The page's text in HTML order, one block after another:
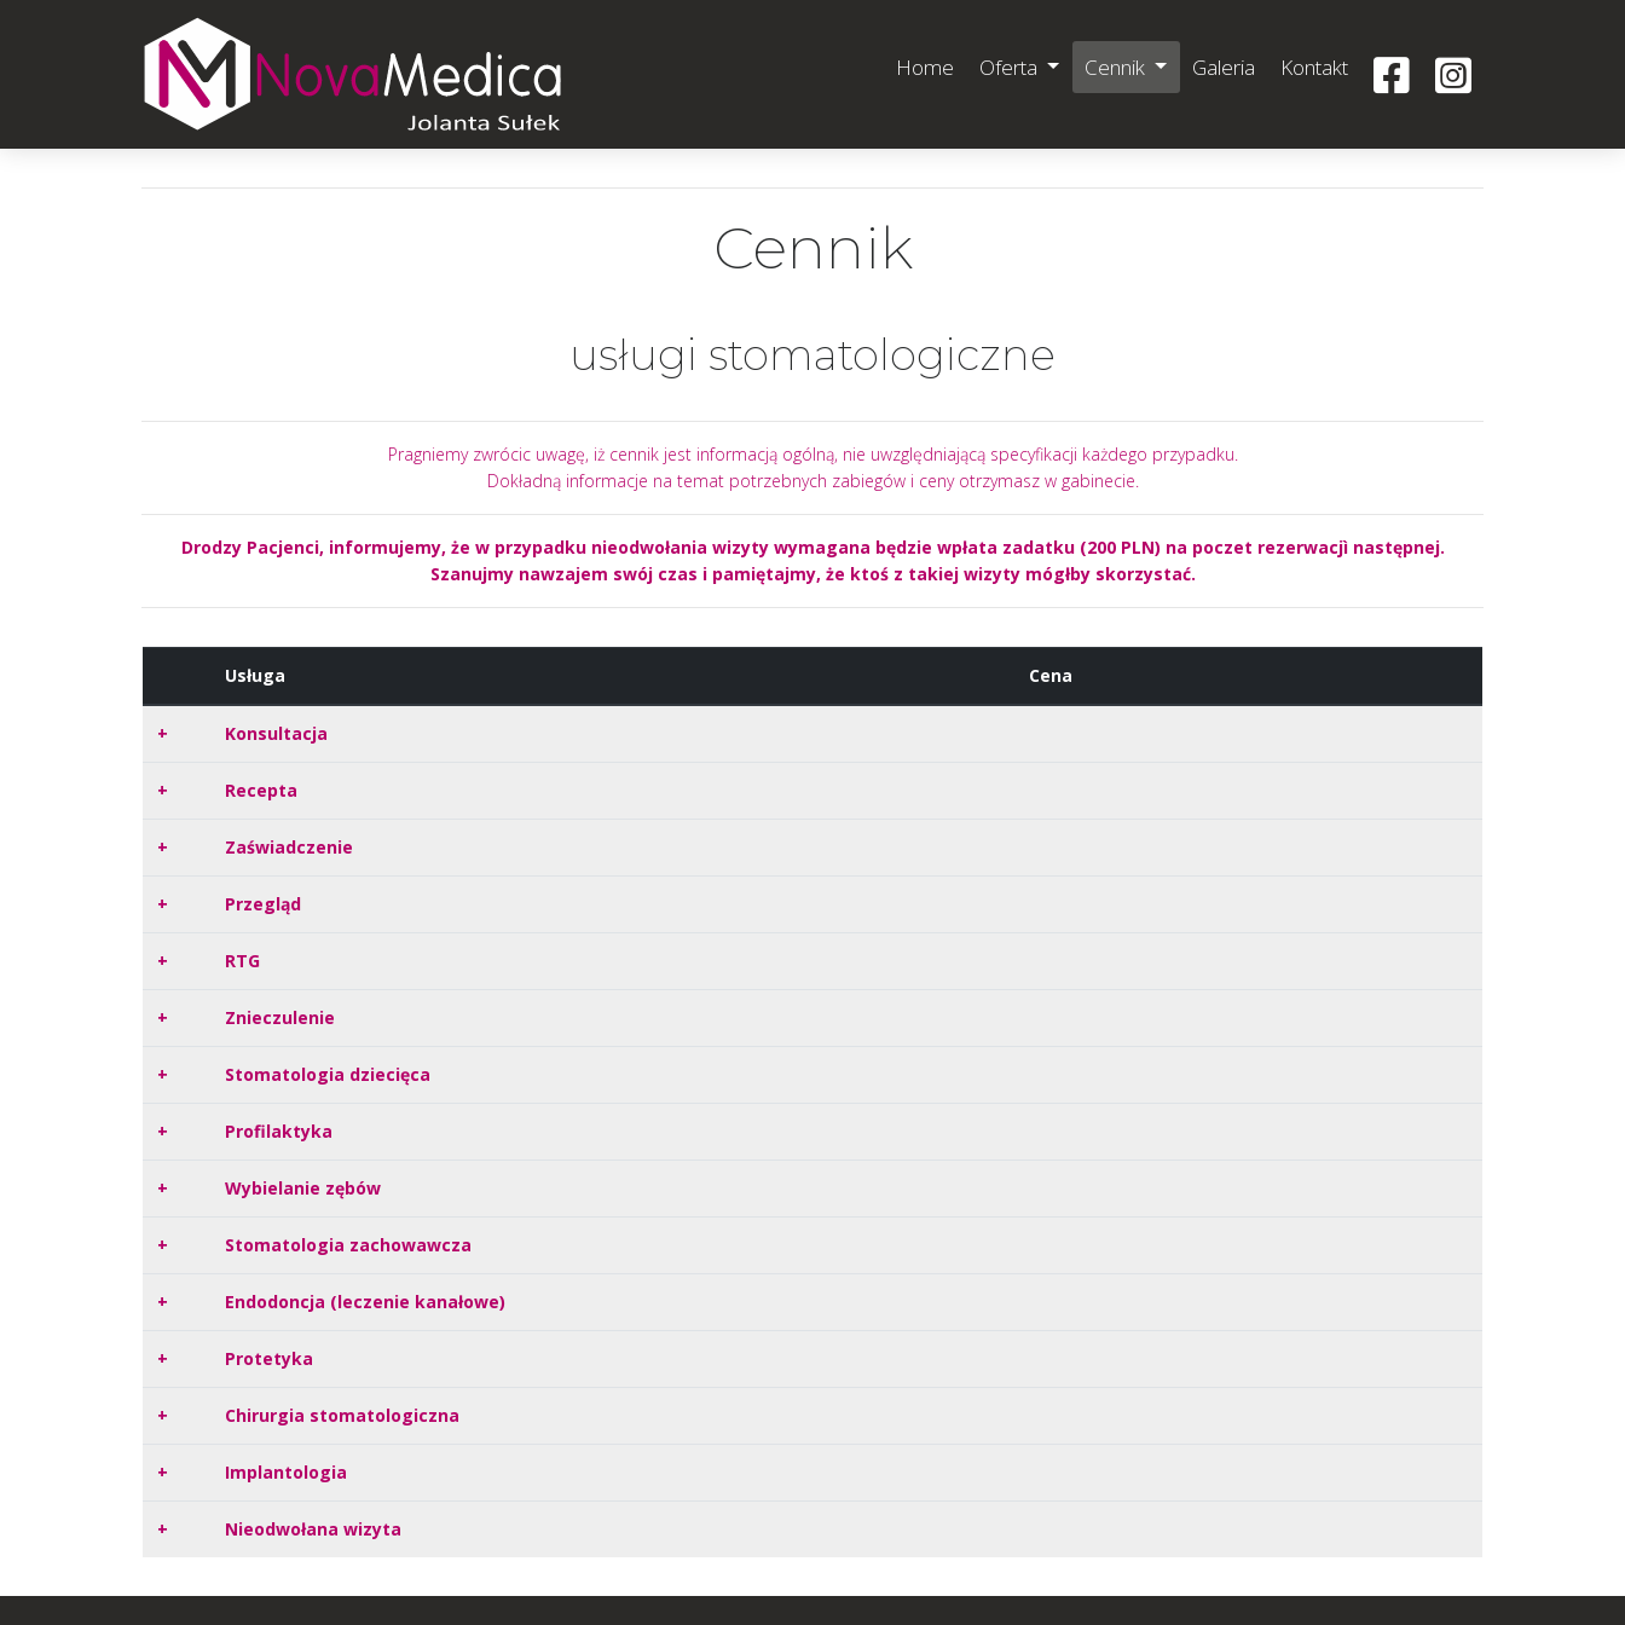
Home Oferta Cennik Galeria Kontakt
Cennik
usługi stomatologiczne
Pragniemy zwrócic uwagę, iż cennik jest informacją ogólną, nie uwzględniającą specyfikacji każdego przypadku.
Dokładną informacje na temat potrzebnych zabiegów i ceny otrzymasz w gabinecie.
Drodzy Pacjenci, informujemy, że w przypadku nieodwołania wizyty wymagana będzie wpłata zadatku (200 PLN) na poczet rezerwacjì następnej.
Szanujmy nawzajem swój czas i pamiętajmy, że ktoś z takiej wizyty mógłby skorzystać.
Usługa Cena
+ Konsultacja
+ Recepta
+ Zaświadczenie
+ Przegląd
+ RTG
+ Znieczulenie
+ Stomatologia dziecięca
+ Profilaktyka
+ Wybielanie zębów
+ Stomatologia zachowawcza
+ Endodoncja (leczenie kanałowe)
+ Protetyka
+ Chirurgia stomatologiczna
+ Implantologia
+ Nieodwołana wizyta